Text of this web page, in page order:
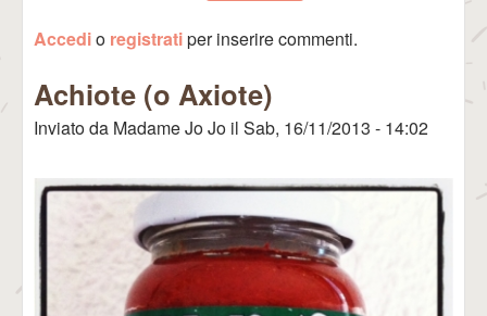
d'Arancio)
Accedio registratiper inserire commenti.
Achiote (o Axiote)
Inviato da Madame Jo Jo il Sab, 16/11/2013 - 14:02